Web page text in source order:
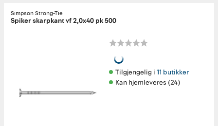
Simpson Strong-Tie
Spiker skarpkant vf 2,0x40 pk 500
Tilgjengelig i 11 butikker
Kan hjemleveres (24)